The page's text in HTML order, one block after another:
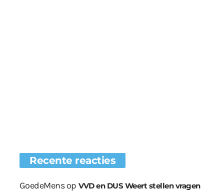
Recente reacties
GoedeMensop VVD en DUS Weert stellen vragen